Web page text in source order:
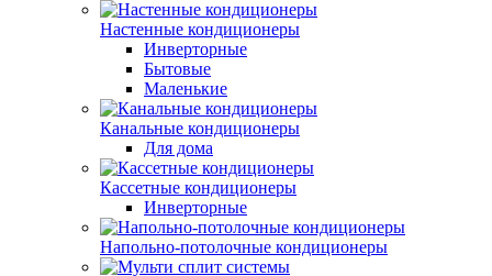
Настенные кондиционеры
Инверторные
Бытовые
Маленькие
Канальные кондиционеры
Для дома
Кассетные кондиционеры
Инверторные
Напольно-потолочные кондиционеры